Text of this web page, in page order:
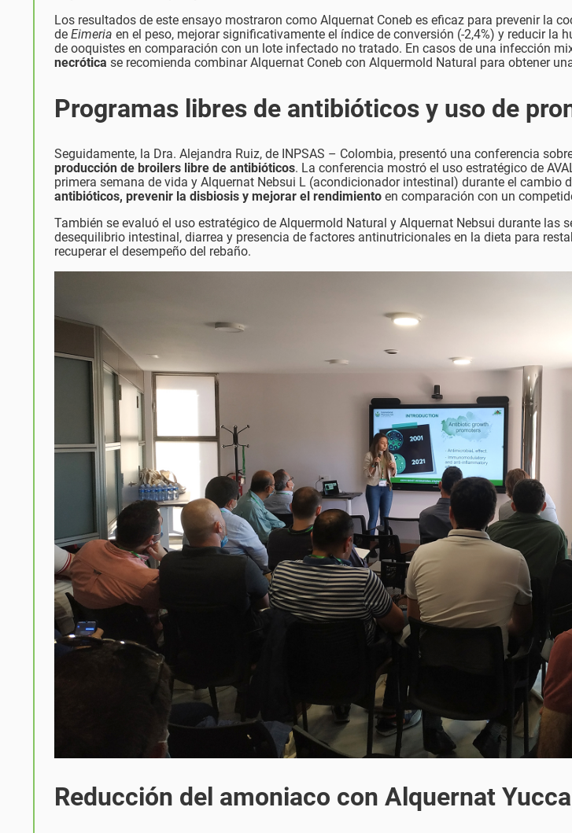
Los resultados de este ensayo mostraron como Alquernat Coneb es eficaz para prevenir la
de Eimeria en el peso, mejorar significativamente el índice de conversión (-2,4%) y reducir la
de ooquistes en comparación con un lote infectado no tratado. En casos de una infección
necrótica se recomienda combinar Alquernat Coneb con Alquermold Natural para obtener
Programas libres de antibióticos y uso de
Seguidamente, la Dra. Alejandra Ruiz, de INPSAS – Colombia, presentó una conferencia
producción de broilers libre de antibióticos. La conferencia mostró el uso estratégico de
primera semana de vida y Alquernat Nebsui L (acondicionador intestinal) durante el cambio
antibióticos, prevenir la disbiosis y mejorar el rendimiento en comparación con un
También se evaluó el uso estratégico de Alquermold Natural y Alquernat Nebsui durante las
desequilibrio intestinal, diarrea y presencia de factores antinutricionales en la dieta para
recuperar el desempeño del rebaño.
Reducción del amoniaco con Alquernat Yucca